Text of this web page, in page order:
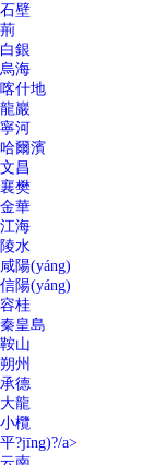
石壁
荊
白銀
烏海
喀什地
龍巖
寧河
哈爾濱
文昌
襄樊
金華
江海
陵水
咸陽(yáng)
信陽(yáng)
容桂
秦皇島
鞍山
朔州
承德
大龍
小欖
平?jīng)?/a>